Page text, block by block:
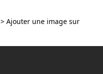
> Ajouter une image sur